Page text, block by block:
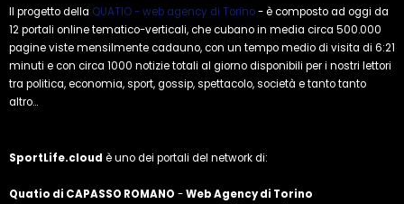
Il progetto della QUATIO - web agency di Torino- è composto ad oggi da
12 portali online tematico-verticali, che cubano in media circa 500.000
pagine viste mensilmente cadauno, con un tempo medio di visita di 6:21
minuti e con circa 1000 notizie totali al giorno disponibili per i nostri lettori
tra politica, economia, sport, gossip, spettacolo, società e tanto tanto
altro...
SportLife.cloud è uno dei portali del network di:
Quatio di CAPASSO ROMANO -Web Agency di Torino